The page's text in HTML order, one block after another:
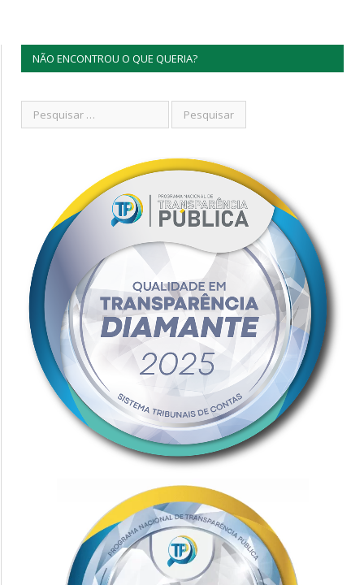
NÃO ENCONTROU O QUE QUERIA?